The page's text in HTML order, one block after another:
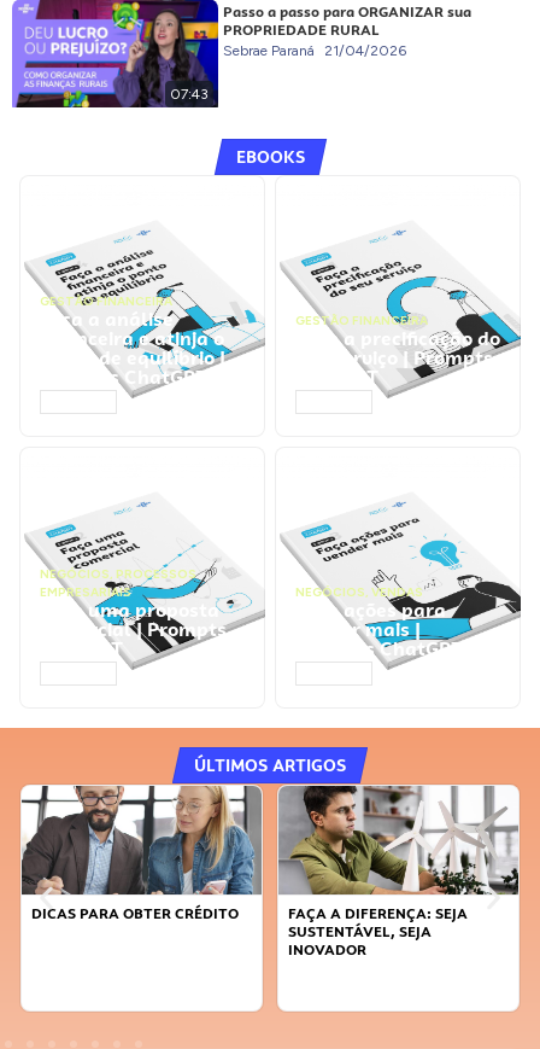
07:43
Passo a passo para ORGANIZAR sua
PROPRIEDADE RURAL
Sebrae Paraná 21/04/2026
EBOOKS
GESTÃO FINANCEIRA
Faça a análise
financeira e atinja o
ponto de equilíbrio |
Prompts ChatGPT
GESTÃO FINANCEIRA
Faça a precificação do
seu serviço | Prompts
ChatGPT
NEGÓCIOS, PROCESSOS
EMPRESARIAIS
Faça uma proposta
comercial | Prompts
ChatGPT
NEGÓCIOS, VENDAS
Faça ações para
vender mais |
Prompts ChatGPT
ÚLTIMOS ARTIGOS
DICAS PARA OBTER CRÉDITO
FAÇA A DIFERENÇA: SEJA
SUSTENTÁVEL, SEJA
INOVADOR